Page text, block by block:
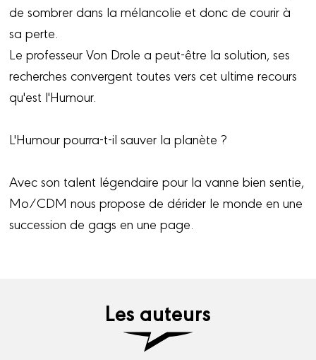
de sombrer dans la mélancolie et donc de courir à
sa perte.
Le professeur Von Drole a peut-être la solution, ses
recherches convergent toutes vers cet ultime recours
qu'est l'Humour.
L'Humour pourra-t-il sauver la planète ?
Avec son talent légendaire pour la vanne bien sentie,
Mo/CDM nous propose de dérider le monde en une
succession de gags en une page.
Les auteurs